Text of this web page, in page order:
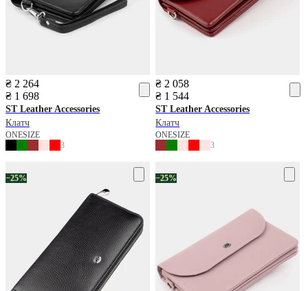
₴ 2 264
₴ 1 698
ST Leather Accessories
Клатч
ONESIZE
3
₴ 2 058
₴ 1 544
ST Leather Accessories
Клатч
ONESIZE
3
−25% −25%